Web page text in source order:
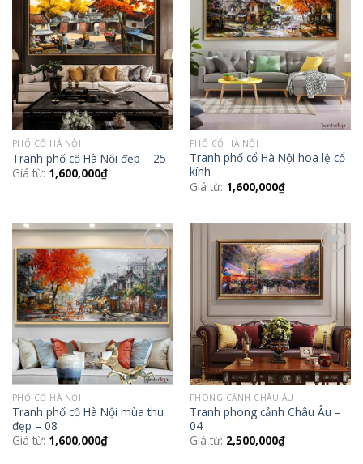
Add to
Wishlist
PHỐ CỔ HÀ NỘI
Tranh phố cổ Hà Nội đẹp – 25
Giá từ: 1,600,000₫
Add to
Wishlist
PHỐ CỔ HÀ NỘI
Tranh phố cổ Hà Nội hoa lệ cổ
kính
Giá từ: 1,600,000₫
Add to
Wishlist
PHỐ CỔ HÀ NỘI
Tranh phố cổ Hà Nội mùa thu
đẹp – 08
Giá từ: 1,600,000₫
Add to
Wishlist
PHONG CẢNH CHÂU ÂU
Tranh phong cảnh Châu Âu –
04
Giá từ: 2,500,000₫